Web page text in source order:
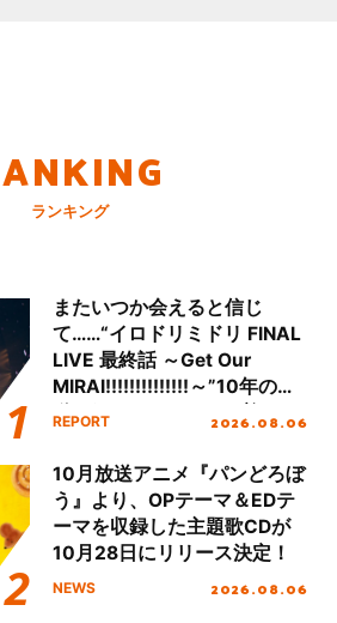
ランキング
またいつか会えると信じ
て……“イロドリミドリ FINAL
LIVE 最終話 ～Get Our
MIRAI!!!!!!!!!!!!!!～”10年の活
動を経てファイナルを迎える
REPORT 2026.08.06
10月放送アニメ『パンどろぼ
う』より、OPテーマ＆EDテ
ーマを収録した主題歌CDが
10月28日にリリース決定！
NEWS 2026.08.06